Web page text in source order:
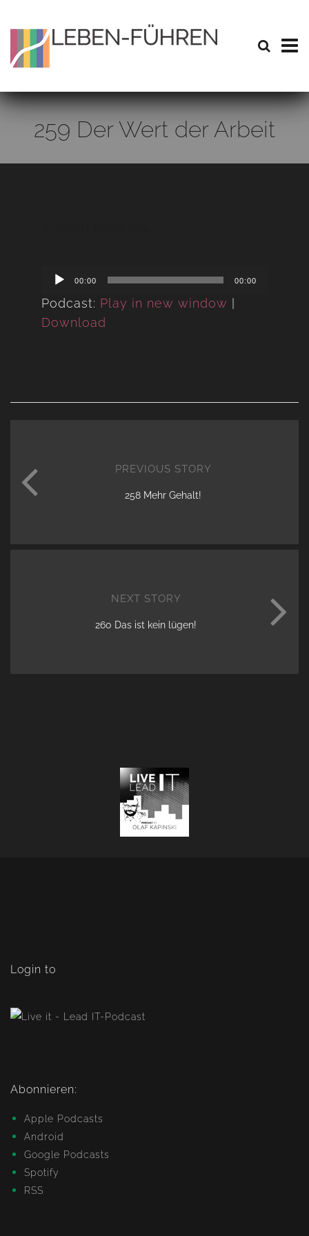
259 Der Wert der Arbeit
Audio00:00 00:00
Podcast: Play in new window
Download
PREVIOUS STORY
258 Mehr Gehalt!
NEXT STORY
260 Das ist kein lügen!
Login to
Abonnieren:
Apple Podcasts
Android
Google Podcasts
Spotify
RSS